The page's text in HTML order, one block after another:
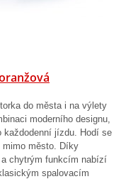
do města i na výlety
moderního designu,
každodenní jízdu. Hodí se
město. Díky
chytrým funkcím nabízí
spalovacím